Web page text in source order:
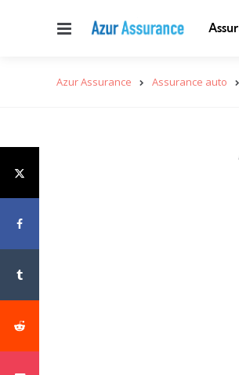
Menu
Azur Assurance Assurance auto